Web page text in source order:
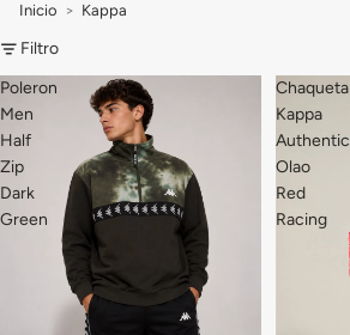
Inicio Kappa
Filtro
Poleron
Men
Half
Zip
Dark
Green
Chaqueta
Kappa
Authentic
Olao
Red
Racing